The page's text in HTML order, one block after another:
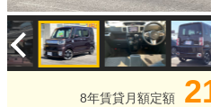
8年賃貸月額定額